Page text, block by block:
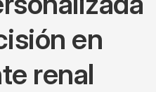
en
renal